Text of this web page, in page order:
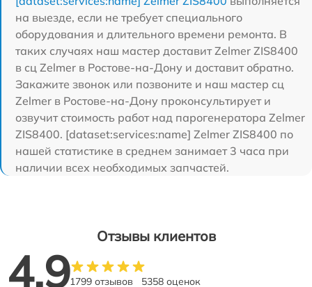
на выезде, если не требует специального
оборудования и длительного времени ремонта. В
таких случаях наш мастер доставит Zelmer ZIS8400
в сц Zelmer в Ростове-на-Дону и доставит обратно.
Закажите звонок или позвоните и наш мастер сц
Zelmer в Ростове-на-Дону проконсультирует и
озвучит стоимость работ над парогенератора Zelmer
ZIS8400. [dataset:services:name] Zelmer ZIS8400 по
нашей статистике в среднем занимает 3 часа при
наличии всех необходимых запчастей.
Отзывы клиентов
4.91799 отзывов 5358 оценок